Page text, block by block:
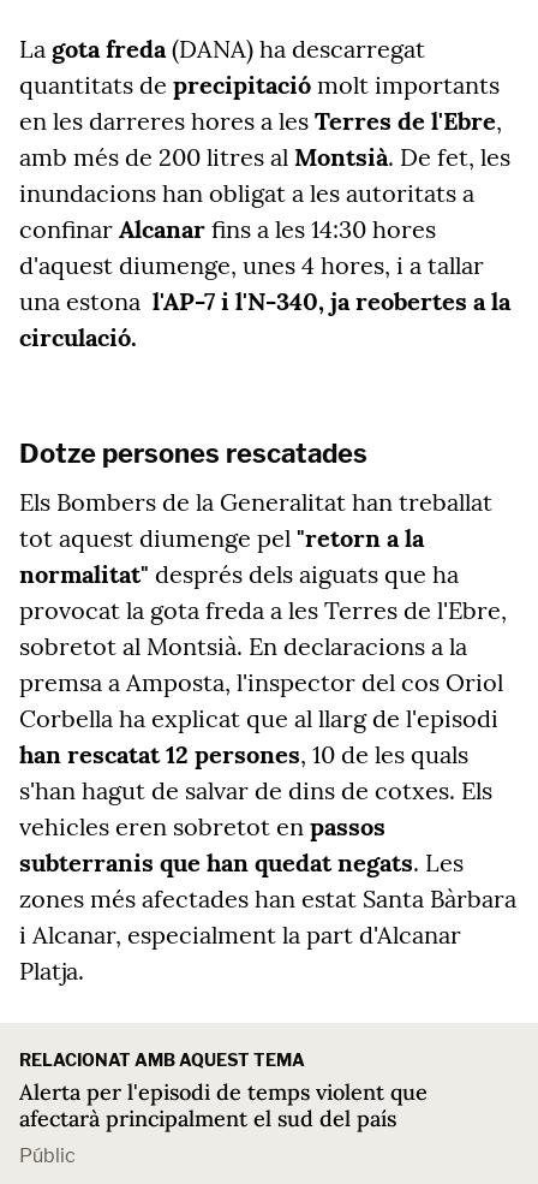
La gota freda(DANA) ha descarregat
quantitats de precipitació molt importants
en les darreres hores a les Terres de l'Ebre,
amb més de 200 litres al Montsià. De fet, les
inundacions han obligat a les autoritats a
confinar Alcanar fins a les 14:30 hores
d'aquest diumenge, unes 4 hores, i a tallar
una estona l'AP-7 i l'N-340, ja reobertes a la
circulació.
Dotze persones rescatades
Els Bombers de la Generalitat han treballat
tot aquest diumenge pel "retorn a la
normalitat" després dels aiguats que ha
provocat la gota freda a les Terres de l'Ebre,
sobretot al Montsià. En declaracions a la
premsa a Amposta, l'inspector del cos Oriol
Corbella ha explicat que al llarg de l'episodi
han rescatat 12 persones, 10 de les quals
s'han hagut de salvar de dins de cotxes. Els
vehicles eren sobretot en passos
subterranis que han quedat negats. Les
zones més afectades han estat Santa Bàrbara
i Alcanar, especialment la part d'Alcanar
Platja.
RELACIONAT AMB AQUEST TEMA
Alerta per l'episodi de temps violent que
afectarà principalment el sud del país
Públic